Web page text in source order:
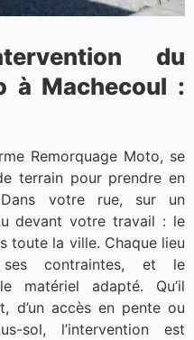
du
à Machecoul :
Remorquage Moto, se
terrain pour prendre en
votre rue, sur un
devant votre travail : le
toute la ville. Chaque lieu
ses contraintes, et le
matériel adapté. Qu’il
d’un accès en pente ou
sol, l’intervention est